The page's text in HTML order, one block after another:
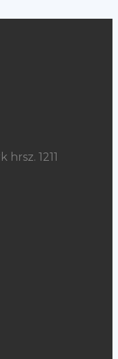
1211